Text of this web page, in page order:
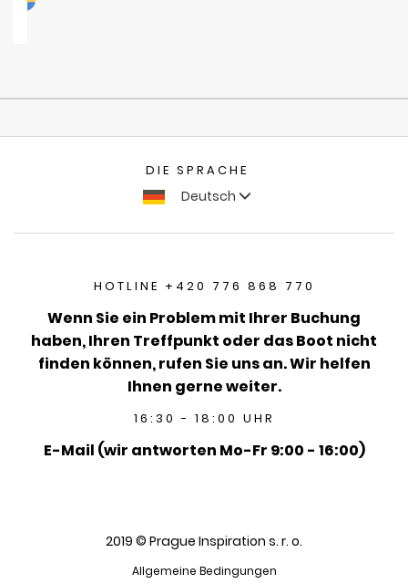
DIE SPRACHE
Deutsch
HOTLINE +420 776 868 770
Wenn Sie ein Problem mit Ihrer Buchung
haben, Ihren Treffpunkt oder das Boot nicht
finden können, rufen Sie uns an. Wir helfen
Ihnen gerne weiter.
16:30 - 18:00 UHR
E-Mail (wir antworten Mo-Fr 9:00 - 16:00)
2019 © Prague Inspiration s. r. o.
Allgemeine Bedingungen